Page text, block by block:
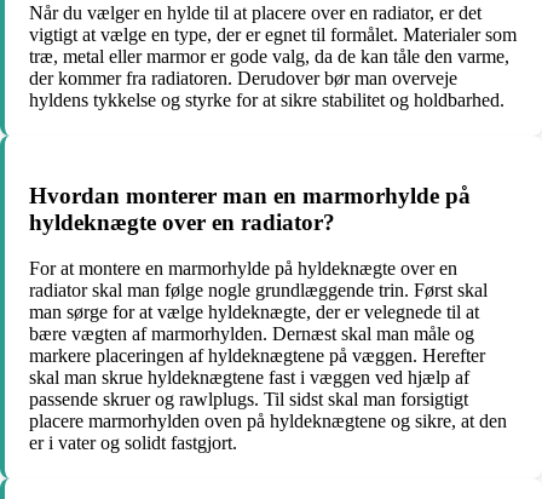
Når du vælger en hylde til at placere over en radiator, er det
vigtigt at vælge en type, der er egnet til formålet. Materialer som
træ, metal eller marmor er gode valg, da de kan tåle den varme,
der kommer fra radiatoren. Derudover bør man overveje
hyldens tykkelse og styrke for at sikre stabilitet og holdbarhed.
Hvordan monterer man en marmorhylde på
hyldeknægte over en radiator?
For at montere en marmorhylde på hyldeknægte over en
radiator skal man følge nogle grundlæggende trin. Først skal
man sørge for at vælge hyldeknægte, der er velegnede til at
bære vægten af marmorhylden. Dernæst skal man måle og
markere placeringen af hyldeknægtene på væggen. Herefter
skal man skrue hyldeknægtene fast i væggen ved hjælp af
passende skruer og rawlplugs. Til sidst skal man forsigtigt
placere marmorhylden oven på hyldeknægtene og sikre, at den
er i vater og solidt fastgjort.